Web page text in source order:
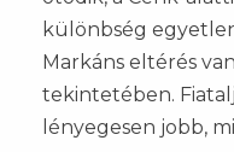
különbség
Markáns eltérés
tekintetében.
lényegesen jobb,